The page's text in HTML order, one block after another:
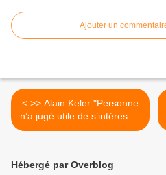
Ajouter un
< >> Alain Keler "Personne
n’a jugé utile de s’intéresser
aux roms, ils sont devenus
Hébergé par Overblog